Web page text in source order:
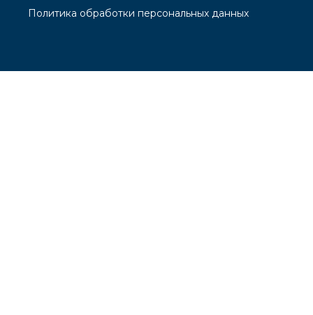
Политика обработки персональных данных